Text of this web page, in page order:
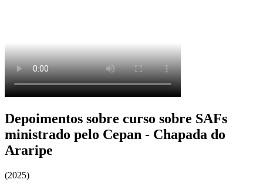
Depoimentos sobre curso sobre SAFs
ministrado pelo Cepan - Chapada do
Araripe
(2025)